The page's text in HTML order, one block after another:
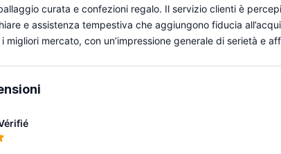
curata e confezioni regalo. Il servizio clienti è
e assistenza tempestiva che aggiungono fiducia
migliori mercato, con un’impressione generale di serietà e